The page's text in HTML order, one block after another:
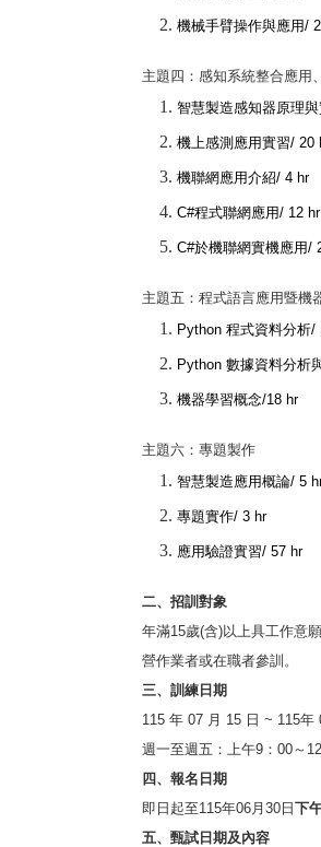
機械手臂操作與應用/
主題四：感知系統整合應用
智慧製造感知器原理
機上感測應用實習/ 20
機聯網應用介紹/ 4 hr
C#程式聯網應用/ 12 hr
C#於機聯網實機應用/
主題五：程式語言應用暨機
Python 程式資料分析/
Python 數據資料分析
機器學習概念/18 hr
主題六：專題製作
智慧製造應用概論/ 5
專題實作/ 3 hr
應用驗證實習/ 57 hr
二、招訓對象
年滿15歲(含)以上具工作意
營作業者或在職者參訓。
三、訓練日期
115 年 07 月 15 日 ~ 115年
週一至週五：上午9 ： 00～ 12
四、報名日期
即日起至115年06 月 30日下
五、甄試日期及內容